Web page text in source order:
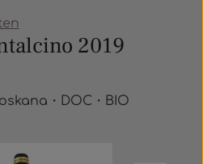
von 0 von 5 Sternen
2019
・DOC・BIO